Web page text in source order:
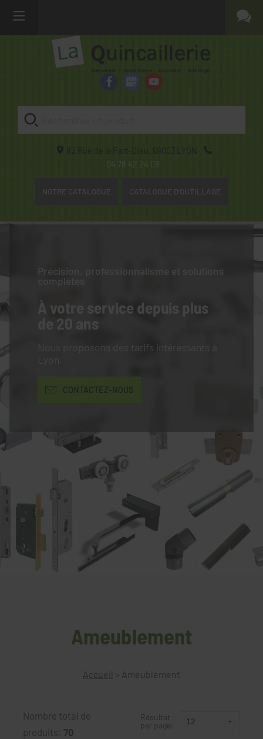
82 Rue de la Part-Dieu, 69003
LYON
04 78 42 24 08
NOTRE CATALOGUE CATALOGUE D'OUTILLAGE
Précision, professionnalisme et solutions
complètes
À votre service depuis plus
de 20 ans
Nous proposons des tarifs intéressants à
CONTACTEZ-NOUS
Ameublement
Accueil > Ameublement
Nombre total de
produits: 70
Résultat
par page: